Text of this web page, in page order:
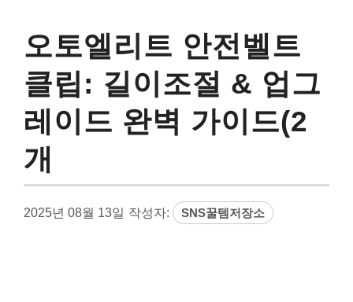
오토엘리트 안전벨트
클립: 길이조절 & 업그
레이드 완벽 가이드(2
개
2025년 08월 13일 작성자: SNS꿀템저장소